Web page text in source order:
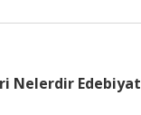
Nelerdir Edebiyat